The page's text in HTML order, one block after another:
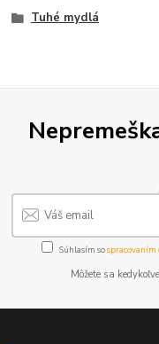
Tuhé mydlá
Súhlasím sospracovaním
Môžete sa